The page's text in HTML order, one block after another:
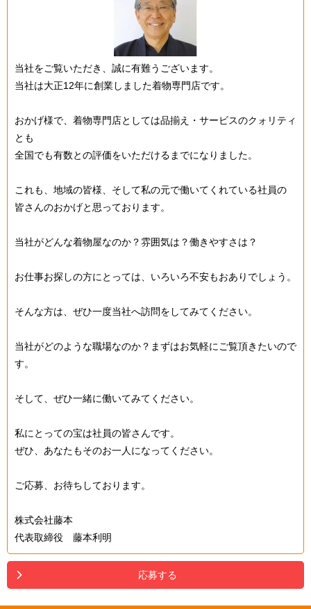
当社をご覧いただき、誠に有難うございます。
当社は大正12年に創業しました着物専門店です。
おかげ様で、着物専門店としては品揃え・サービスのクォリティ
とも
全国でも有数との評価をいただけるまでになりました。
これも、地域の皆様、そして私の元で働いてくれている社員の
皆さんのおかげと思っております。
当社がどんな着物屋なのか？雰囲気は？働きやすさは？
お仕事お探しの方にとっては、いろいろ不安もおありでしょう。
そんな方は、ぜひ一度当社へ訪問をしてみてください。
当社がどのような職場なのか？まずはお気軽にご覧頂きたいので
す。
そして、ぜひ一緒に働いてみてください。
私にとっての宝は社員の皆さんです。
ぜひ、あなたもそのお一人になってください。
ご応募、お待ちしております。
株式会社藤本
代表取締役 藤本利明
応募する